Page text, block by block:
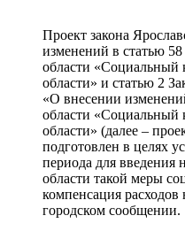
Проект закона
изменений в статью
области «Социальный
области» и статью 2
«О внесении
области «Социальный
области» (далее –
подготовлен в целях
периода для введения
области такой меры
компенсация расходов
городском сообщении.